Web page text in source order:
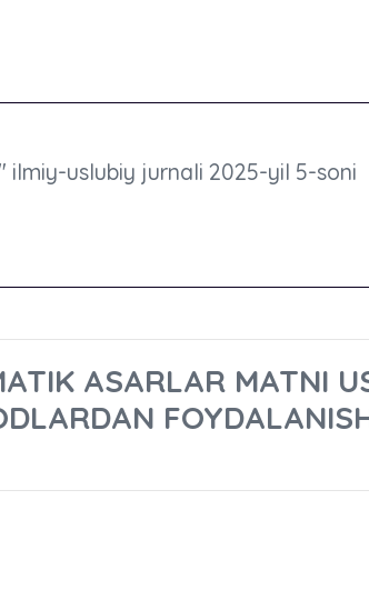
uslubiy jurnali 2025-yil 5-soni
ASARLAR MATNI